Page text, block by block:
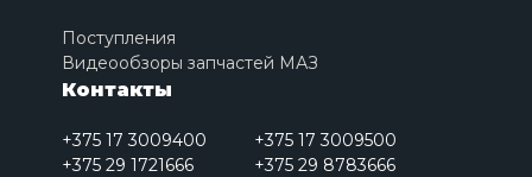
Поступления
Видеообзоры запчастей МАЗ
Контакты
+375 17 3009400
+375 17 3009500
+375 29 1721666
+375 29 8783666